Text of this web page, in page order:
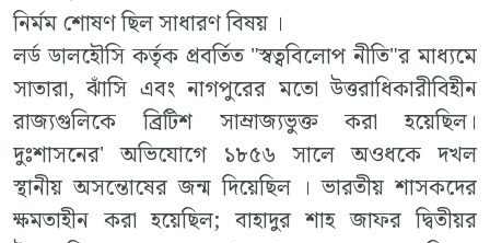
নির্মম শোষণ ছিল সাধারণ বিষয় ।
লর্ড ডালহৌসি কর্তৃক প্রবর্তিত "স্বত্ববিলোপ নীতি"র মাধ্যমে
সাতারা, ঝাঁসি এবং নাগপুরের মতো উত্তরাধিকারীবিহীন
রাজ্যগুলিকে ব্রিটিশ সাম্রাজ্যভুক্ত করা হয়েছিল।
দুঃশাসনের' অভিযোগে ১৮৫৬ সালে অওধকে দখল
স্থানীয় অসন্তোষের জন্ম দিয়েছিল । ভারতীয় শাসকদের
ক্ষমতাহীন করা হয়েছিল; বাহাদুর শাহ জাফর দ্বিতীয়র